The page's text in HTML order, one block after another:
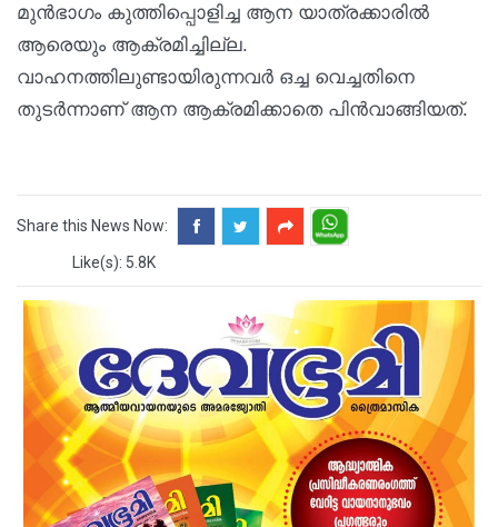
മുന്‍ഭാഗം കുത്തിപ്പൊളിച്ച ആന യാത്രക്കാരില്‍
ആരെയും ആക്രമിച്ചില്ല.
വാഹനത്തിലുണ്ടായിരുന്നവര്‍ ഒച്ച വെച്ചതിനെ
തുടര്‍ന്നാണ് ആന ആക്രമിക്കാതെ പിന്‍വാങ്ങിയത്.
Share this News Now:
Like(s): 5.8K